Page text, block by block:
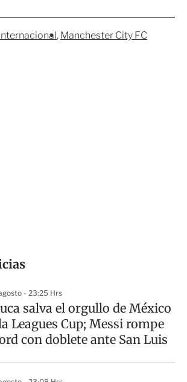
Manchester City FC
- 23:25 Hrs
salva el orgullo de México
Leagues Cup; Messi rompe
con doblete ante San Luis